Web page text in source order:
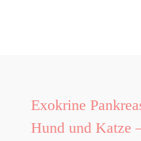
Exokrine
Hund und Katze